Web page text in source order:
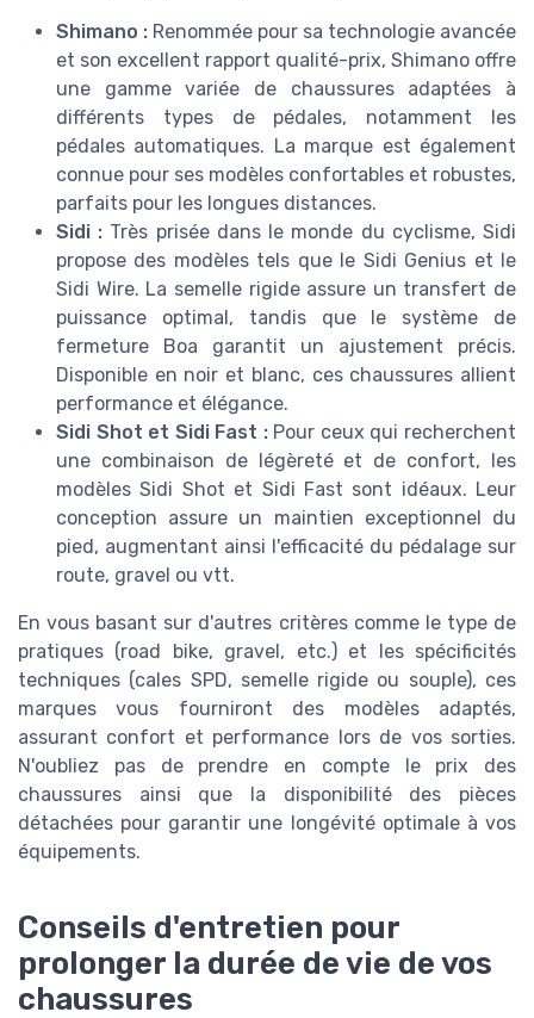
Shimano : Renommée pour sa technologie avancée
et son excellent rapport qualité-prix, Shimano offre
une gamme variée de chaussures adaptées à
différents types de pédales, notamment les
pédales automatiques. La marque est également
connue pour ses modèles confortables et robustes,
parfaits pour les longues distances.
Sidi : Très prisée dans le monde du cyclisme, Sidi
propose des modèles tels que le Sidi Genius et le
Sidi Wire. La semelle rigide assure un transfert de
puissance optimal, tandis que le système de
fermeture Boa garantit un ajustement précis.
Disponible en noir et blanc, ces chaussures allient
performance et élégance.
Sidi Shot et Sidi Fast :Pour ceux qui recherchent
une combinaison de légèreté et de confort, les
modèles Sidi Shot et Sidi Fast sont idéaux. Leur
conception assure un maintien exceptionnel du
pied, augmentant ainsi l'efficacité du pédalage sur
route, gravel ou vtt.
En vous basant sur d'autres critères comme le type de
pratiques (road bike, gravel, etc.) et les spécificités
techniques (cales SPD, semelle rigide ou souple), ces
marques vous fourniront des modèles adaptés,
assurant confort et performance lors de vos sorties.
N'oubliez pas de prendre en compte le prix des
chaussures ainsi que la disponibilité des pièces
détachées pour garantir une longévité optimale à vos
équipements.
Conseils d'entretien pour
prolonger la durée de vie de vos
chaussures